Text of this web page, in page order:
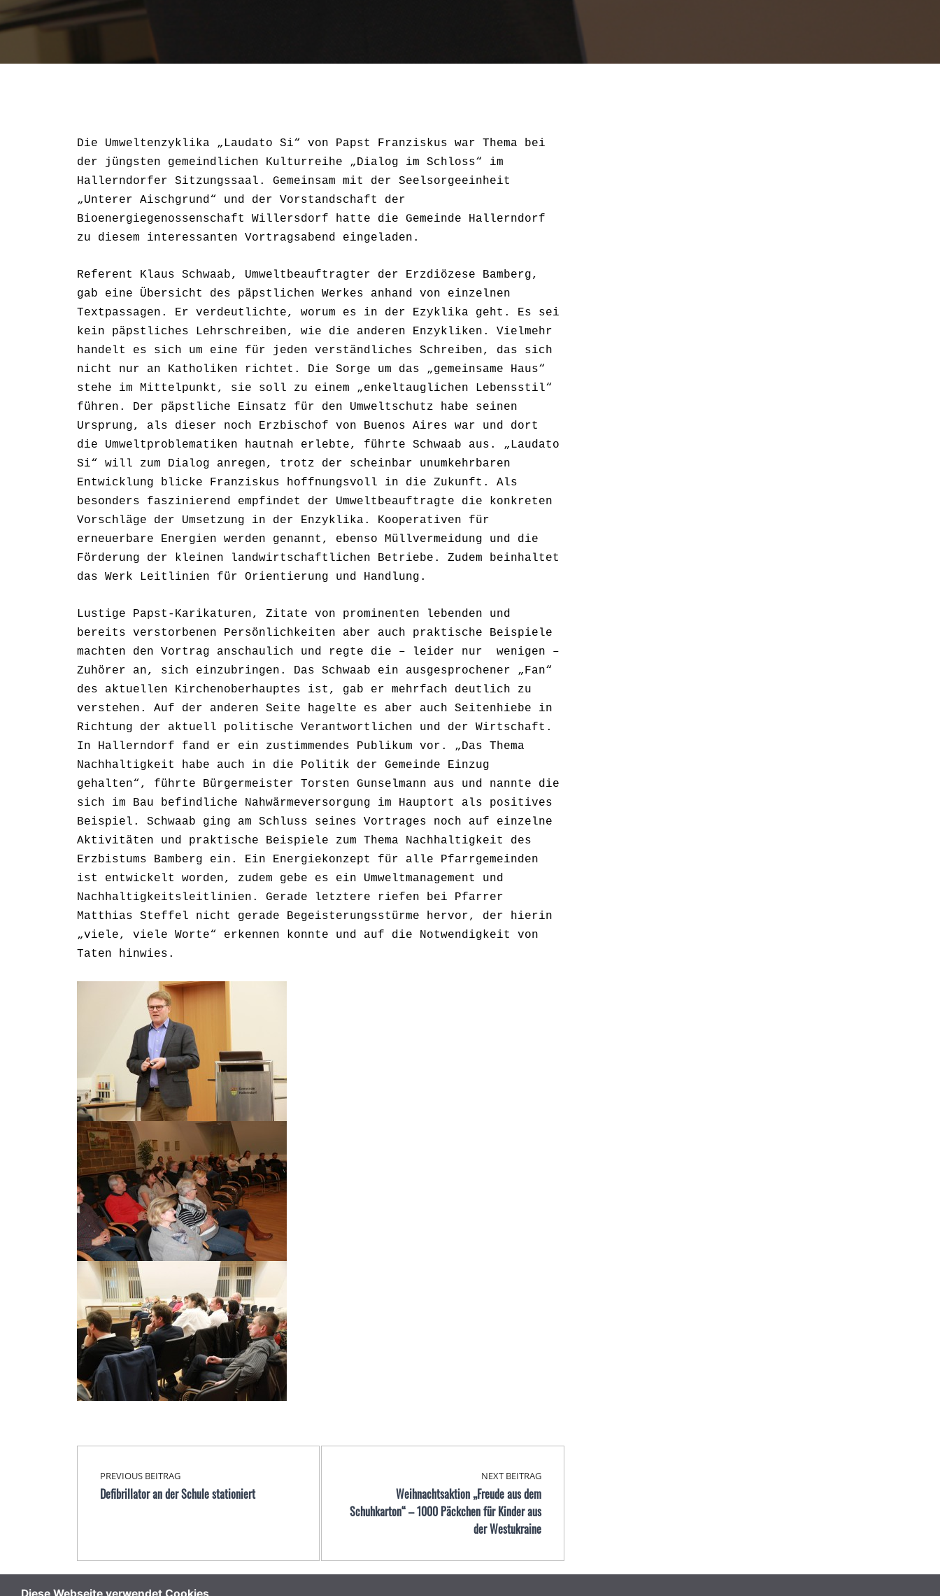
Die Umweltenzyklika „Laudato Si“ von Papst Franziskus war Thema bei
der jüngsten gemeindlichen Kulturreihe „Dialog im Schloss“ im
Hallerndorfer Sitzungssaal. Gemeinsam mit der Seelsorgeeinheit
„Unterer Aischgrund“ und der Vorstandschaft der
Bioenergiegenossenschaft Willersdorf hatte die Gemeinde Hallerndorf
zu diesem interessanten Vortragsabend eingeladen.
Referent Klaus Schwaab, Umweltbeauftragter der Erzdiözese Bamberg,
gab eine Übersicht des päpstlichen Werkes anhand von einzelnen
Textpassagen. Er verdeutlichte, worum es in der Ezyklika geht. Es sei
kein päpstliches Lehrschreiben, wie die anderen Enzykliken. Vielmehr
handelt es sich um eine für jeden verständliches Schreiben, das sich
nicht nur an Katholiken richtet. Die Sorge um das „gemeinsame Haus“
stehe im Mittelpunkt, sie soll zu einem „enkeltauglichen Lebensstil“
führen. Der päpstliche Einsatz für den Umweltschutz habe seinen
Ursprung, als dieser noch Erzbischof von Buenos Aires war und dort
die Umweltproblematiken hautnah erlebte, führte Schwaab aus. „Laudato
Si“ will zum Dialog anregen, trotz der scheinbar unumkehrbaren
Entwicklung blicke Franziskus hoffnungsvoll in die Zukunft. Als
besonders faszinierend empfindet der Umweltbeauftragte die konkreten
Vorschläge der Umsetzung in der Enzyklika. Kooperativen für
erneuerbare Energien werden genannt, ebenso Müllvermeidung und die
Förderung der kleinen landwirtschaftlichen Betriebe. Zudem beinhaltet
das Werk Leitlinien für Orientierung und Handlung.
Lustige Papst-Karikaturen, Zitate von prominenten lebenden und
bereits verstorbenen Persönlichkeiten aber auch praktische Beispiele
machten den Vortrag anschaulich und regte die – leider nur
wenigen –
Zuhörer an, sich einzubringen. Das Schwaab ein ausgesprochener „Fan“
des aktuellen Kirchenoberhauptes ist, gab er mehrfach deutlich zu
verstehen. Auf der anderen Seite hagelte es aber auch Seitenhiebe in
Richtung der aktuell politische Verantwortlichen und der Wirtschaft.
In Hallerndorf fand er ein zustimmendes Publikum vor. „Das Thema
Nachhaltigkeit habe auch in die Politik der Gemeinde Einzug
gehalten“, führte Bürgermeister Torsten Gunselmann aus und nannte die
sich im Bau befindliche Nahwärmeversorgung im Hauptort als positives
Beispiel. Schwaab ging am Schluss seines Vortrages noch auf einzelne
Aktivitäten und praktische Beispiele zum Thema Nachhaltigkeit des
Erzbistums Bamberg ein. Ein Energiekonzept für alle Pfarrgemeinden
ist entwickelt worden, zudem gebe es ein Umweltmanagement und
Nachhaltigkeitsleitlinien. Gerade letztere riefen bei Pfarrer
Matthias Steffel nicht gerade Begeisterungsstürme hervor, der hierin
„viele, viele Worte“ erkennen konnte und auf die Notwendigkeit von
Taten hinwies.
Skip back to main navigation
Beitragsnavigation
PREVIOUS BEITRAG
Defibrillator an der Schule stationiert
NEXT BEITRAG
Weihnachtsaktion „Freude aus dem
Schuhkarton“ – 1000 Päckchen für Kinder aus
der Westukraine